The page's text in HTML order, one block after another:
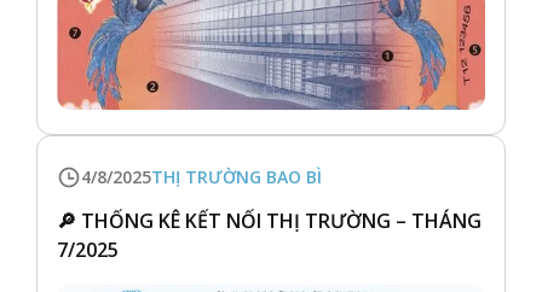
4/8/2025THỊ TRƯỜNG BAO BÌ
🔎 THỐNG KÊ KẾT NỐI THỊ TRƯỜNG – THÁNG
7/2025